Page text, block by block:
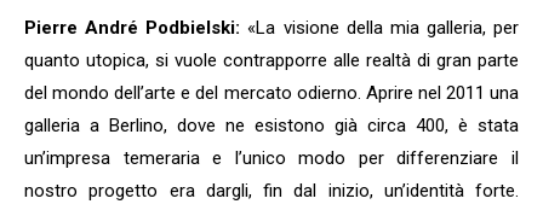
Pierre André Podbielski: «La visione della mia galleria, per
quanto utopica, si vuole contrapporre alle realtà di gran parte
del mondo dell’arte e del mercato odierno. Aprire nel 2011 una
galleria a Berlino, dove ne esistono già circa 400, è stata
un’impresa temeraria e l’unico modo per differenziare il
nostro progetto era dargli, fin dal inizio, un’identità forte.